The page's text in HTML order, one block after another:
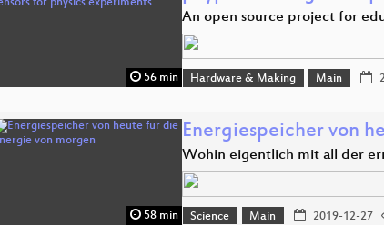
56 min
An open source project for
Hardware & Making Main
58 min
Energiespeicher von
Wohin eigentlich mit all der
Science Main 2019-12-27